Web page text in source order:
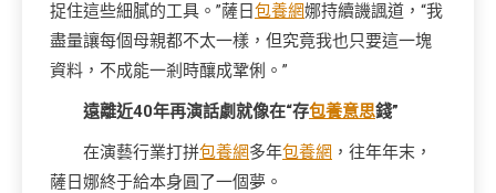
捉住這些細膩的工具。”薩日包養網娜持續譏諷道，“我
盡量讓每個母親都不太一樣，但究竟我也只要這一塊
資料，不成能一剎時釀成鞏俐。”
遠離近40年再演話劇就像在“存包養意思錢”
在演藝行業打拼包養網多年包養網 ，往年年末，
薩日娜終于給本身圓了一個夢。